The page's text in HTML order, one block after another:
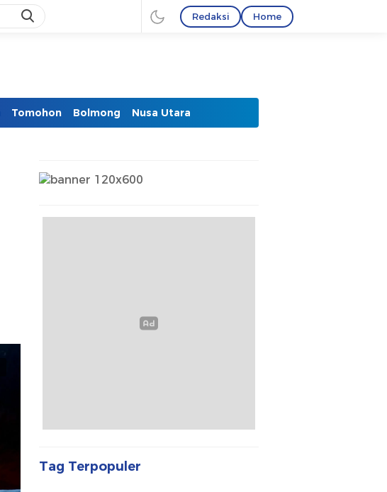
Redaksi Home
Tomohon Bolmong Nusa Utara
Tag Terpopuler